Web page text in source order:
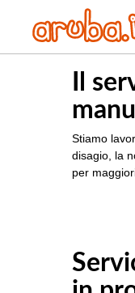
Il
Stiamo
disagio, la
per